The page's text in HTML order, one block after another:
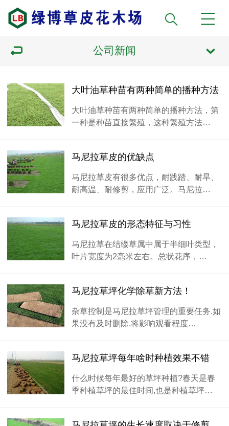
公司新闻
大叶油草种苗有两种简单的播种方法
大叶油草种苗有两种简单的播种方法，第
一种是种苗直接繁殖，这种繁殖方法…
马尼拉草皮的优缺点
马尼拉草皮有很多优点，耐践踏、耐旱、
耐高温、耐修剪，应用广泛。马尼拉…
马尼拉草皮的形态特征与习性
马尼拉草在结缕草属中属于半细叶类型，
叶片宽度为2毫米左右。总状花序，…
马尼拉草坪化学除草新方法！
杂草控制是马尼拉草坪管理的重要任务.如
果没有及时删除,将影响观看程度…
马尼拉草坪每年啥时种植效果不错
什么时候每年最好的草坪种植?春天是春
季种植草坪的最佳时间,也是种植草坪…